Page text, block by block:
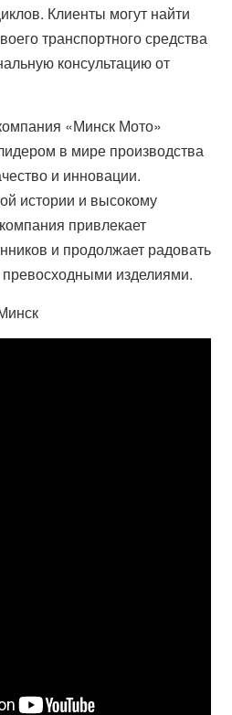
Клиенты могут найти
транспортного средства
консультацию от
«Минск Мото»
в мире производства
и инновации.
истории и высокому
привлекает
и продолжает радовать
изделиями.